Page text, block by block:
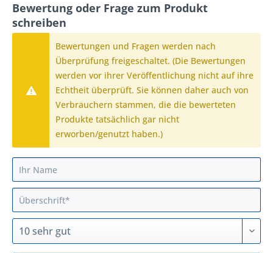
Bewertung oder Frage zum Produkt
schreiben
Bewertungen und Fragen werden nach
Überprüfung freigeschaltet. (Die Bewertungen
werden vor ihrer Veröffentlichung nicht auf ihre
Echtheit überprüft. Sie können daher auch von
Verbrauchern stammen, die die bewerteten
Produkte tatsächlich gar nicht
erworben/genutzt haben.)